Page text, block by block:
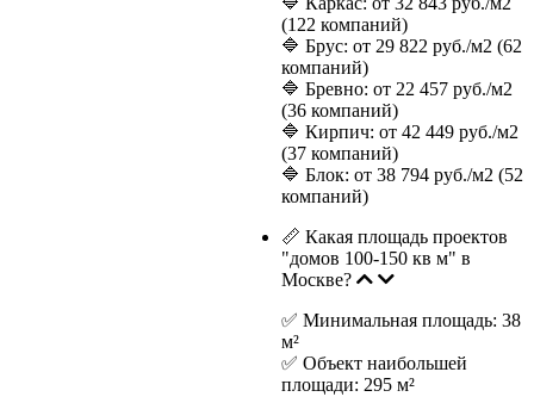
(122 компаний)
🔷 Брус: от 29 822 руб./м2 (62
компаний)
🔷 Бревно: от 22 457 руб./м2
(36 компаний)
🔷 Кирпич: от 42 449 руб./м2
(37 компаний)
🔷 Блок: от 38 794 руб./м2 (52
компаний)
📏 Какая площадь проектов
"домов 100-150 кв м" в
Москве?
✅ Минимальная площадь: 38
м²
✅ Объект наибольшей
площади: 295 м²